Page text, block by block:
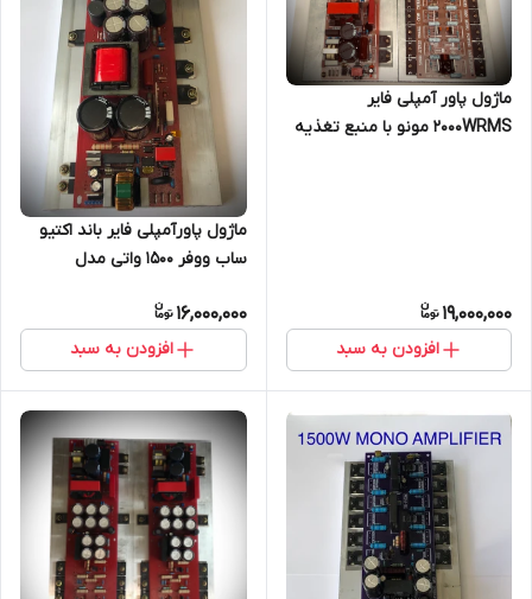
ماژول پاور آمپلی فایر
2000WRMS مونو با منبع تغذیه
19,000,000
افزودن به سبد
ماژول پاورآمپلی فایر باند اکتیو
ساب ووفر ۱۵۰۰ واتی مدل
16,000,000
افزودن به سبد